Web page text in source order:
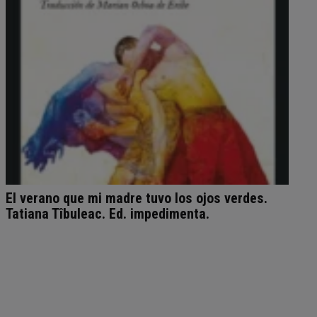
El verano que mi madre tuvo los ojos verdes.
Tatiana Tîbuleac. Ed. impedimenta.